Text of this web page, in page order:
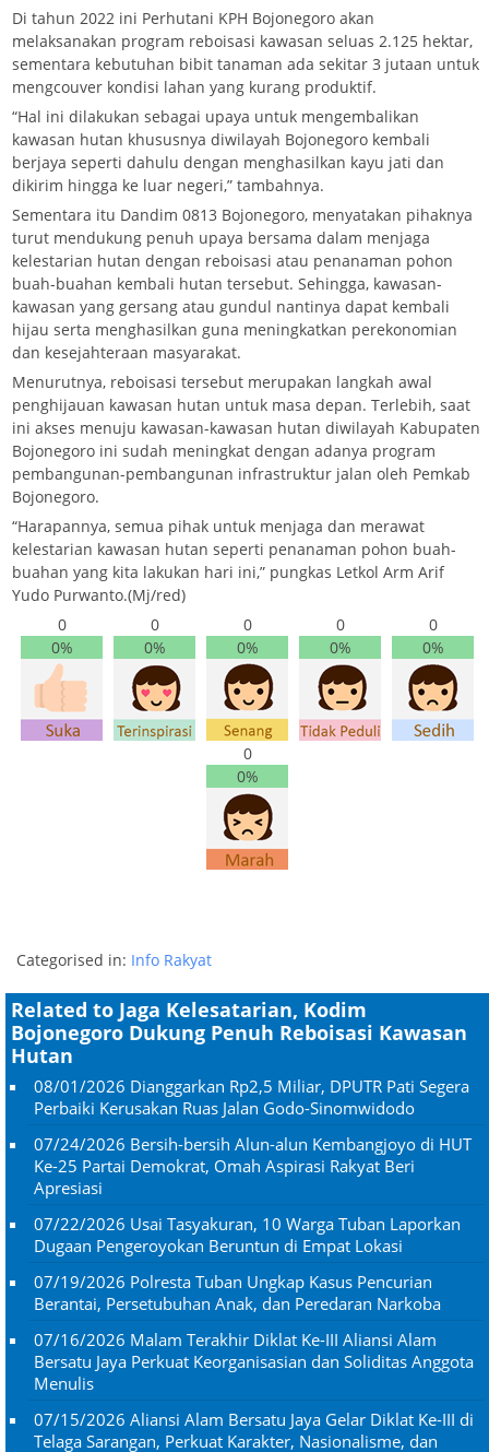
Di tahun 2022 ini Perhutani KPH Bojonegoro akan
melaksanakan program reboisasi kawasan seluas 2.125 hektar,
sementara kebutuhan bibit tanaman ada sekitar 3 jutaan untuk
mengcouver kondisi lahan yang kurang produktif.
“Hal ini dilakukan sebagai upaya untuk mengembalikan
kawasan hutan khususnya diwilayah Bojonegoro kembali
berjaya seperti dahulu dengan menghasilkan kayu jati dan
dikirim hingga ke luar negeri,” tambahnya.
Sementara itu Dandim 0813 Bojonegoro, menyatakan pihaknya
turut mendukung penuh upaya bersama dalam menjaga
kelestarian hutan dengan reboisasi atau penanaman pohon
buah-buahan kembali hutan tersebut. Sehingga, kawasan-
kawasan yang gersang atau gundul nantinya dapat kembali
hijau serta menghasilkan guna meningkatkan perekonomian
dan kesejahteraan masyarakat.
Menurutnya, reboisasi tersebut merupakan langkah awal
penghijauan kawasan hutan untuk masa depan. Terlebih, saat
ini akses menuju kawasan-kawasan hutan diwilayah Kabupaten
Bojonegoro ini sudah meningkat dengan adanya program
pembangunan-pembangunan infrastruktur jalan oleh Pemkab
Bojonegoro.
“Harapannya, semua pihak untuk menjaga dan merawat
kelestarian kawasan hutan seperti penanaman pohon buah-
buahan yang kita lakukan hari ini,” pungkas Letkol Arm Arif
Yudo Purwanto.(Mj/red)
0
0%
0
0%
0
0%
0
0%
0
0%
0
0%
Categorised in: Info Rakyat
Related to Jaga Kelesatarian, Kodim
Bojonegoro Dukung Penuh Reboisasi Kawasan
Hutan
08/01/2026 Dianggarkan Rp2,5 Miliar, DPUTR Pati Segera
Perbaiki Kerusakan Ruas Jalan Godo-Sinomwidodo
07/24/2026 Bersih-bersih Alun-alun Kembangjoyo di HUT
Ke-25 Partai Demokrat, Omah Aspirasi Rakyat Beri
Apresiasi
07/22/2026 Usai Tasyakuran, 10 Warga Tuban Laporkan
Dugaan Pengeroyokan Beruntun di Empat Lokasi
07/19/2026 Polresta Tuban Ungkap Kasus Pencurian
Berantai, Persetubuhan Anak, dan Peredaran Narkoba
07/16/2026 Malam Terakhir Diklat Ke-III Aliansi Alam
Bersatu Jaya Perkuat Keorganisasian dan Soliditas Anggota
Menulis
07/15/2026 Aliansi Alam Bersatu Jaya Gelar Diklat Ke-III di
Telaga Sarangan, Perkuat Karakter, Nasionalisme, dan